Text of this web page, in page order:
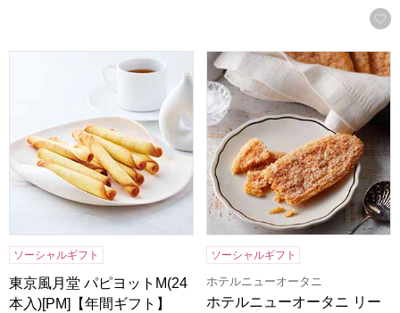
東京風月堂 パピヨットM(24本入)[PM]【年間ギフト】
ソーシャルギフト
東京風月堂 パピヨットM(24
本入)[PM]【年間ギフト】
ホテルニューオータニ リー
ソーシャルギフト
ホテルニューオータニ
ホテルニューオータニ リー